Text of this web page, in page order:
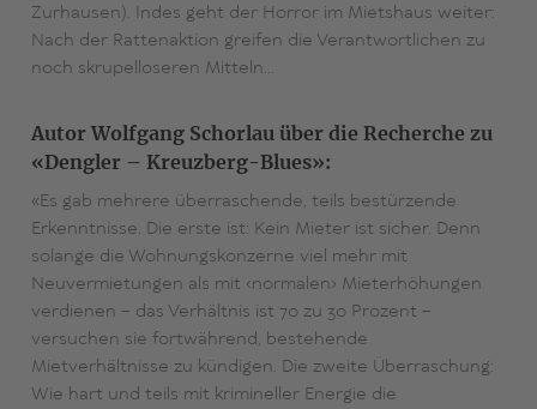
Zurhausen). Indes geht der Horror im Mietshaus weiter:
Nach der Rattenaktion greifen die Verantwortlichen zu
noch skrupelloseren Mitteln…
Autor Wolfgang Schorlau über die Recherche zu
«Dengler – Kreuzberg-Blues»:
«Es gab mehrere überraschende, teils bestürzende
Erkenntnisse. Die erste ist: Kein Mieter ist sicher. Denn
solange die Wohnungskonzerne viel mehr mit
Neuvermietungen als mit ‹normalen› Mieterhöhungen
verdienen – das Verhältnis ist 70 zu 30 Prozent –
versuchen sie fortwährend, bestehende
Mietverhältnisse zu kündigen. Die zweite Überraschung:
Wie hart und teils mit krimineller Energie die